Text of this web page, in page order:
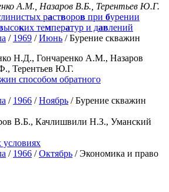
А.М., Назаров В.Б., Терентьев Ю.Г.
растворов при бурении
ысоких температур и давлений
/ 1969 /Июнь / Бурение скважин
Н.Д., Гончаренко А.М., Назаров
Терентьев Ю.Г.
способом обратного
/ 1966 /Ноябрь / Бурение скважин
В.Б., Качлишвили Н.З., Уманский
/ 1966 /Октябрь / Экономика и право